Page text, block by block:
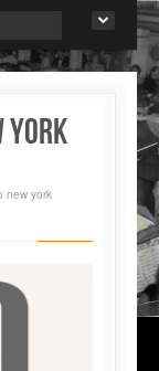
York
new york